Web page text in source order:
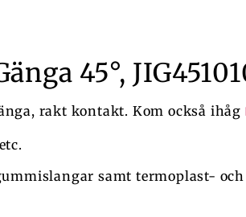
45°,
rakt kontakt. Kom också ihåg
samt termoplast- och